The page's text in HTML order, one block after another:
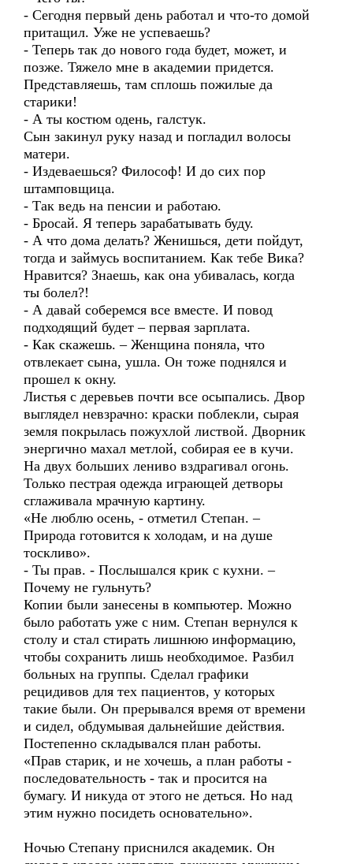
- Сегодня первый день работал и что-то домой
притащил. Уже не успеваешь?
- Теперь так до нового года будет, может, и
позже. Тяжело мне в академии придется.
Представляешь, там сплошь пожилые да
старики!
- А ты костюм одень, галстук.
Сын закинул руку назад и погладил волосы
матери.
- Издеваешься? Философ! И до сих пор
штамповщица.
- Так ведь на пенсии и работаю.
- Бросай. Я теперь зарабатывать буду.
- А что дома делать? Женишься, дети пойдут,
тогда и займусь воспитанием. Как тебе Вика?
Нравится? Знаешь, как она убивалась, когда
ты болел?!
- А давай соберемся все вместе. И повод
подходящий будет – первая зарплата.
- Как скажешь. – Женщина поняла, что
отвлекает сына, ушла. Он тоже поднялся и
прошел к окну.
Листья с деревьев почти все осыпались. Двор
выглядел невзрачно: краски поблекли, сырая
земля покрылась пожухлой листвой. Дворник
энергично махал метлой, собирая ее в кучи.
На двух больших лениво вздрагивал огонь.
Только пестрая одежда играющей детворы
сглаживала мрачную картину.
«Не люблю осень, - отметил Степан. –
Природа готовится к холодам, и на душе
тоскливо».
- Ты прав. - Послышался крик с кухни. –
Почему не гульнуть?
Копии были занесены в компьютер. Можно
было работать уже с ним. Степан вернулся к
столу и стал стирать лишнюю информацию,
чтобы сохранить лишь необходимое. Разбил
больных на группы. Сделал графики
рецидивов для тех пациентов, у которых
такие были. Он прерывался время от времени
и сидел, обдумывая дальнейшие действия.
Постепенно складывался план работы.
«Прав старик, и не хочешь, а план работы -
последовательность - так и просится на
бумагу. И никуда от этого не деться. Но над
этим нужно посидеть основательно».
Ночью Степану приснился академик. Он